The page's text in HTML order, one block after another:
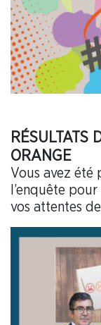
RÉSULTATS
ORANGE
Vous avez été
l’enquête
vos attentes